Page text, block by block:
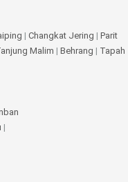
| Changkat Jering | Parit
Malim | Behrang | Tapah
|